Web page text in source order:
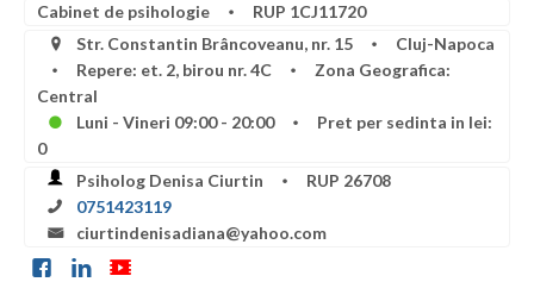
Bacau
Bihor
Bistrita-Nasaud
Botosani
Braila
Brasov
Cabinet de psihologie
RUP 1CJ11720
Str. Constantin Brâncoveanu, nr. 15
Cluj-Napoca
Repere: et. 2, birou nr. 4C
Zona Geografica:
Central
Luni - Vineri 09:00 - 20:00
Pret per sedinta in lei:
0
Psiholog Denisa Ciurtin
RUP 26708
0751423119
ciurtindenisadiana@yahoo.com